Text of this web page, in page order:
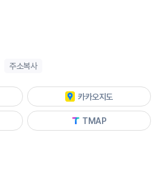
주소복사
카카오지도
TMAP